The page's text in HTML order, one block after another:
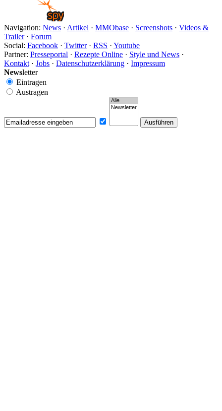
Navigation: News · Artikel · MMObase · Screenshots · Videos &
Trailer· Forum
Social: Facebook · Twitter· RSS · Youtube
Partner: Presseportal · Rezepte Online · Style und News ·
Kontakt · Jobs · Datenschutzerklärung · Impressum
Newsletter
Eintragen
Austragen